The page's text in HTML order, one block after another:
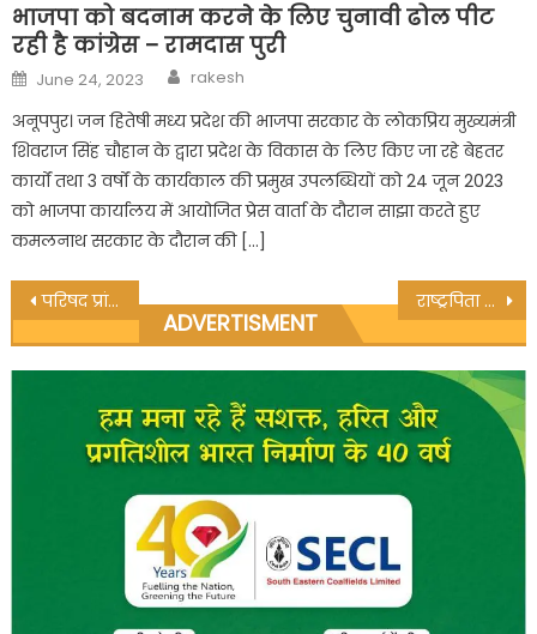
भाजपा को बदनाम करने के लिए चुनावी ढोल पीट
रही है कांग्रेस – रामदास पुरी
Posted
on
June 24, 2023 Author
rakesh
अनूपपुर। जन हितेषी मध्य प्रदेश की भाजपा सरकार के लोकप्रिय मुख्यमंत्री
शिवराज सिंह चौहान के द्वारा प्रदेश के विकास के लिए किए जा रहे बेहतर
कार्यों तथा 3 वर्षों के कार्यकाल की प्रमुख उपलब्धियों को 24 जून 2023
को भाजपा कार्यालय में आयोजित प्रेस वार्ता के दौरान साझा करते हुए
कमलनाथ सरकार के दौरान की […]
Post
navigation
परिषद प्रांगण में स्वामी विवेकानंद की 161वी जयंती मनायी गयी राष्ट्रपिता महात्मा गांधी का बलिदान दिवस महाविद्यालय जैतहरी में मनाया गया
ADVERTISMENT